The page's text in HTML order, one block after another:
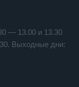
— 13.00 и 13.30
Выходные дни: